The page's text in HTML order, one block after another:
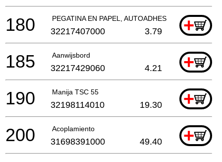
PEGATINA EN PAPEL, AUTOADHESIVA +
180 32217407000 3.79
Aanwijsbord +
185 32217429060 4.21
Manija TSC 55 +
190 32198114010 19.30
Acoplamiento +
200 31698391000 49.40